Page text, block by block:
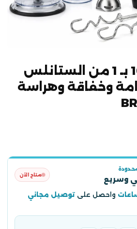
خلاط يدوي 10 بـ 1 من الستانلس
وخفاقة وهراسة
وسريع متاح الآن
واحصل على توصيل مجاني